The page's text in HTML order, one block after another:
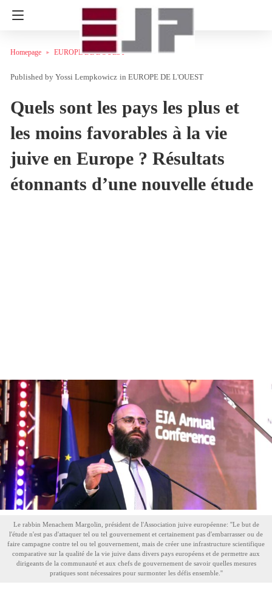
Homepage EUROPE DE L'OUEST
Yossi Lempkowicz in EUROPE DE L'OUEST
Quels sont les pays les plus et
les moins favorables à la vie
juive en Europe ? Résultats
étonnants d’une nouvelle étude
Le rabbin Menachem Margolin, président de l'Association juive européenne: ''Le but de
l'étude n'est pas d'attaquer tel ou tel gouvernement et certainement pas d'embarrasser ou de
faire campagne contre tel ou tel gouvernement, mais de créer une infrastructure scientifique
comparative sur la qualité de la vie juive dans divers pays européens et de permettre aux
dirigeants de la communauté et aux chefs de gouvernement de savoir quelles mesures
pratiques sont nécessaires pour surmonter les défis ensemble.''